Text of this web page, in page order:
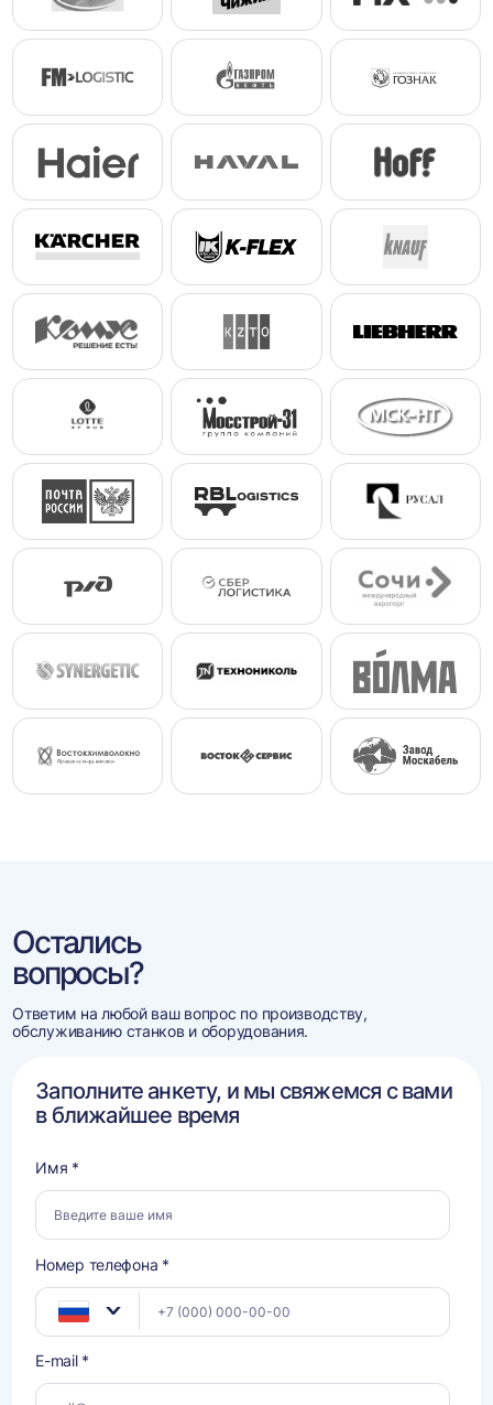
Остались
вопросы?
Ответим на любой ваш вопрос по производству,
обслуживанию станков и оборудования.
Заполните анкету, и мы свяжемся с вами
в ближайшее время
Имя *
Номер телефона *
E-mail *